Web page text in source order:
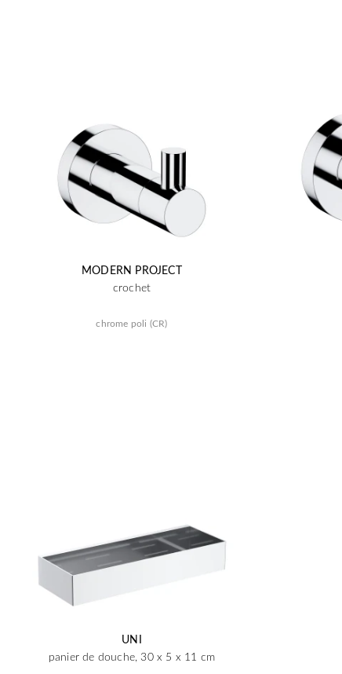
MODERN PROJECT
crochet
chrome poli (CR)
UNI
panier de douche, 30 x 5 x 11 cm